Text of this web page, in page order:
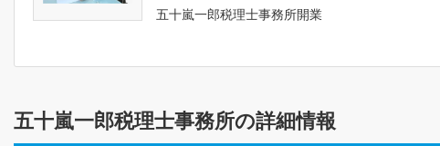
五十嵐一郎税理士事務所開業
五十嵐一郎税理士事務所の詳細情報